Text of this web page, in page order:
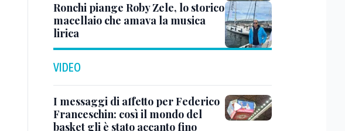
Ronchi piange Roby Zele, lo storico
macellaio che amava la musica
lirica
VIDEO
I messaggi di affetto per Federico
Franceschin: così il mondo del
basket gli è stato accanto fino